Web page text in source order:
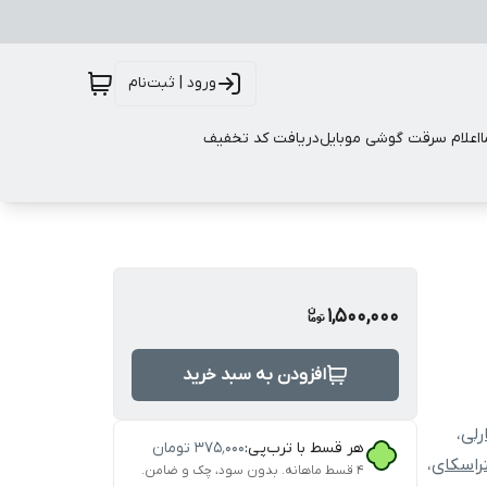
ورود | ثبت‌نام
اعلام سرقت گوشی موبایلدریافت کد تخفیف
،
،
1,500,000
افزودن به سبد خرید
هر قسط با ترب‌پی:۳۷۵٬۰۰۰ تومان
۴ قسط ماهانه. بدون سود، چک و ضامن.